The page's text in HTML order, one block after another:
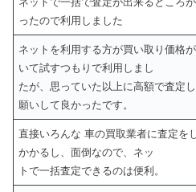
ったので利用しました
ネットを利用する方が買い取り価格
いて試すつもりで利用しまし
たが、思っていた以上に高額で査定
願いして良かったです。
直接いろんな 車の買取業者に査定を
かかるし、面倒なので、ネッ
トで一括査定できるのは便利。